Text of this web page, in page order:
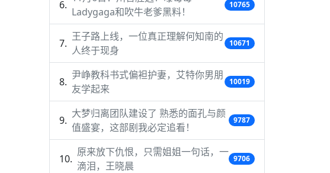
Ladygaga和吹牛老爹黑料！
10765
王子路上线，一位真正理解何知南的
人终于现身
10671
尹峥教科书式偏袒护妻，艾特你男朋
友学起来
10019
大梦归离团队建设了 熟悉的面孔与颜
值盛宴，这部剧我必定追看！
9787
原来放下仇恨，只需姐姐一句话，一
滴泪，王晓晨
9706